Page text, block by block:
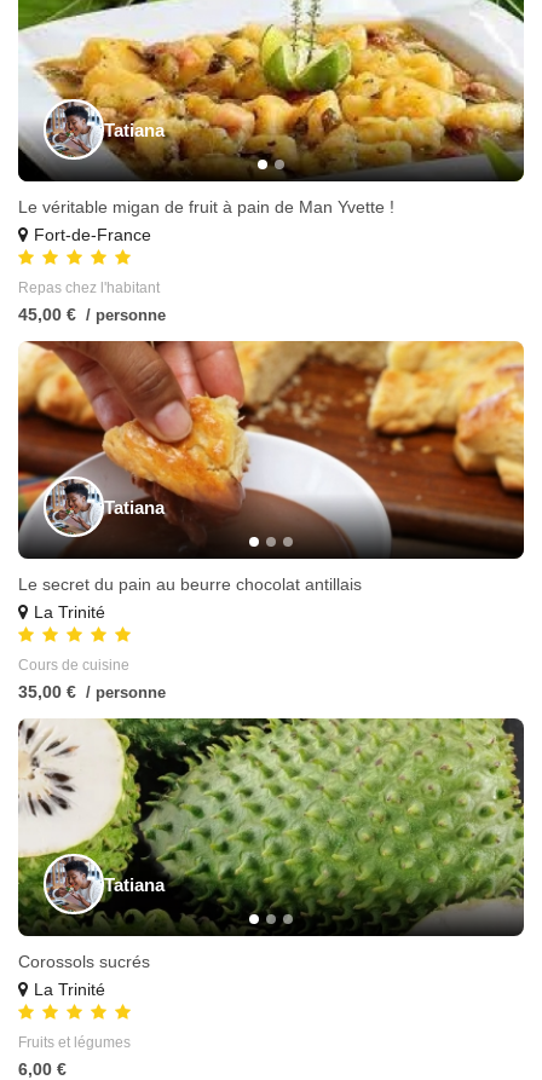
Tatiana
Le véritable migan de fruit à pain de Man Yvette !
Fort-de-France
Repas chez l'habitant
45,00 € / personne
Tatiana
Le secret du pain au beurre chocolat antillais
La Trinité
Cours de cuisine
35,00 € / personne
Tatiana
Corossols sucrés
La Trinité
Fruits et légumes
6,00 €